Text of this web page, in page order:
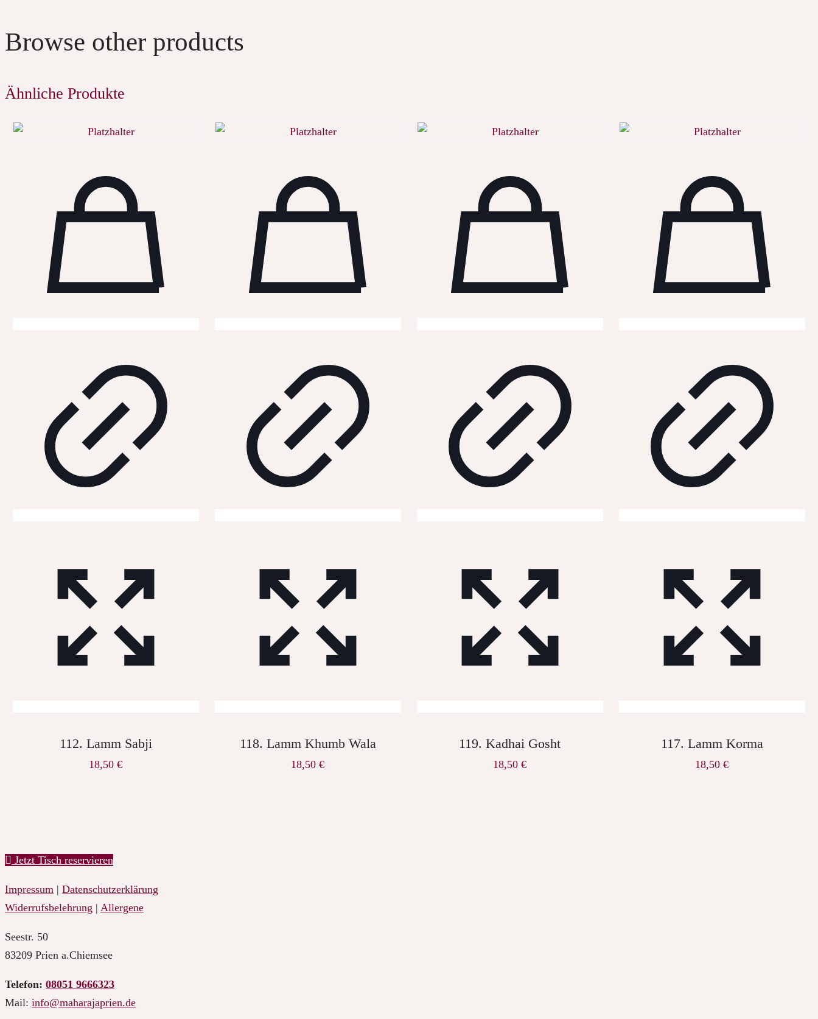
Browse other products
Ähnliche Produkte
112. Lamm Sabji
18,50€
118. Lamm Khumb Wala
18,50€
119. Kadhai Gosht
18,50€
117. Lamm Korma
18,50€
Jetzt Tisch reservieren
Impressum | Datenschutzerklärung
Widerrufsbelehrung | Allergene
Seestr. 50
83209 Prien a.Chiemsee
Telefon: 08051 9666323
Mail: info@maharajaprien.de